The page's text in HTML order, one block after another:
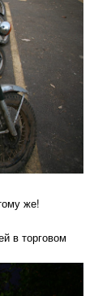
же!
в торговом